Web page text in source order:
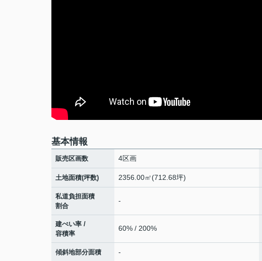
基本情報
販売区画数 4区画
土地面積(坪数) 2356.00㎡(712.68坪)
私道負担面積
割合
-
建ぺい率 /
容積率
60% / 200%
傾斜地部分面積 -